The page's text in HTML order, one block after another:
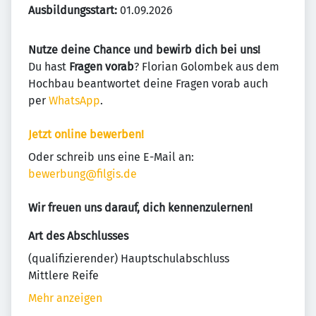
Ausbildungsstart: 01.09.2026
Nutze deine Chance und bewirb dich bei uns!
Du hast Fragen vorab? Florian Golombek aus dem
Hochbau beantwortet deine Fragen vorab auch
per WhatsApp.
Jetzt online bewerben!
Oder schreib uns eine E-Mail an:
bewerbung@filgis.de
Wir freuen uns darauf, dich kennenzulernen!
Art des Abschlusses
(qualifizierender) Hauptschulabschluss
Mittlere Reife
Mehr anzeigen